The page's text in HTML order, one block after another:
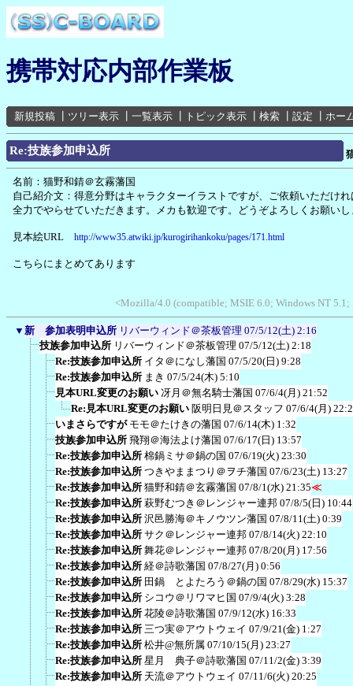
携帯対応内部作業板
新規投稿 ツリー表示 一覧表示 トピック表示 検索 設定 ホー
Re:技族参加申込所
名前：猫野和錆＠玄霧藩国
自己紹介文：得意分野はキャラクターイラストですが、ご依頼いただけ
全力でやらせていただきます。メカも歓迎です。どうぞよろしくお願いし
見本絵URL http://www35.atwiki.jp/kurogirihankoku/pages/171.html
こちらにまとめてあります
<Mozilla/4.0 (compatible; MSIE 6.0; Windows NT
▼ 新 参加表明申込所 リバーウィンド＠茶板管理 07/5/12(土) 2:16
技族参加申込所 リバーウィンド＠茶板管理 07/5/12(土) 2:18
Re:技族参加申込所 イタ＠になし藩国 07/5/20(日) 9:28
Re:技族参加申込所 まき 07/5/24(木) 5:10
見本URL変更のお願い 冴月＠無名騎士藩国 07/6/4(月) 21:52
Re:見本URL変更のお願い 阪明日見＠スタッフ 07/6/4(月)
いまさらですが モモ＠たけきの藩国 07/6/14(木) 1:32
技族参加申込所 飛翔＠海法よけ藩国 07/6/17(日) 13:57
Re:技族参加申込所 棉鍋ミサ＠鍋の国 07/6/19(火) 23:30
Re:技族参加申込所 つきやままつり＠ヲチ藩国 07/6/23(土) 13:27
Re:技族参加申込所 猫野和錆＠玄霧藩国 07/8/1(水) 21:35≪
Re:技族参加申込所 萩野むつき＠レンジャー連邦 07/8/5(日) 10:44
Re:技族参加申込所 沢邑勝海＠キノウツン藩国 07/8/11(土) 0:39
Re:技族参加申込所 サク＠レンジャー連邦 07/8/14(火) 22:10
Re:技族参加申込所 舞花＠レンジャー連邦 07/8/20(月) 17:56
Re:技族参加申込所 経＠詩歌藩国 07/8/27(月) 0:56
Re:技族参加申込所 田鍋 とよたろう＠鍋の国 07/8/29(水) 15:37
Re:技族参加申込所 シコウ＠リワマヒ国 07/9/4(火) 3:28
Re:技族参加申込所 花陵＠詩歌藩国 07/9/12(水) 16:33
Re:技族参加申込所 三つ実＠アウトウェイ 07/9/21(金) 1:27
Re:技族参加申込所 松井@無所属 07/10/15(月) 23:27
Re:技族参加申込所 星月 典子＠詩歌藩国 07/11/2(金) 3:39
Re:技族参加申込所 天流＠アウトウェイ 07/11/6(火) 20:25